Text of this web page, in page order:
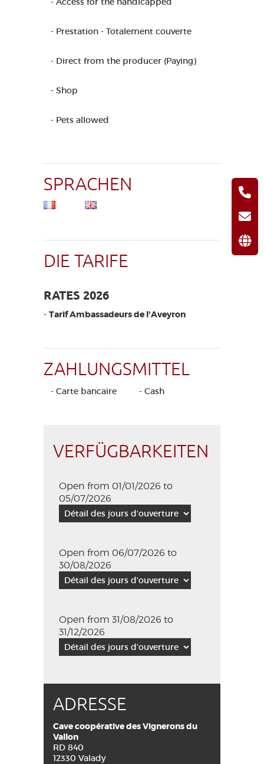
- Prestation - Totalement couverte
- Direct from the producer (Paying)
- Shop
- Pets allowed
SPRACHEN
DIE TARIFE
RATES 2026
- Tarif Ambassadeurs de l'Aveyron
ZAHLUNGSMITTEL
- Carte bancaire - Cash
VERFÜGBARKEITEN
Open from 01/01/2026 to
05/07/2026
Open from 06/07/2026 to
30/08/2026
Open from 31/08/2026 to
31/12/2026
ADRESSE
Cave coopérative des Vignerons du
Vallon
RD 840
12330 Valady